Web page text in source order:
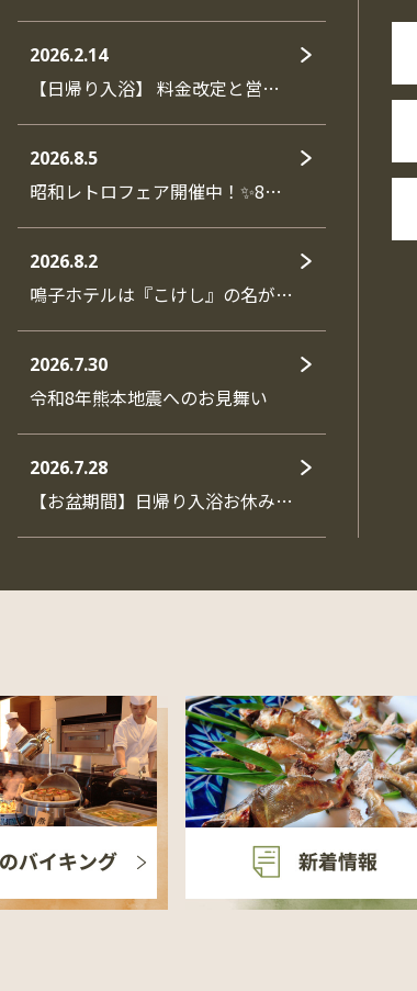
2026.2.14
【日帰り入浴】 料金改定と営…
2026.8.5
昭和レトロフェア開催中！✨8…
2026.8.2
鳴子ホテルは『こけし』の名が…
2026.7.30
令和8年熊本地震へのお見舞い
2026.7.28
【お盆期間】日帰り入浴お休み…